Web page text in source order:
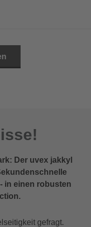
Der uvex jakkyl
in einen robusten
gefragt.